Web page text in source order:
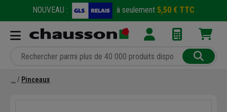
NOUVEAU : à seulement 5,50 € TTC
Pinceaux